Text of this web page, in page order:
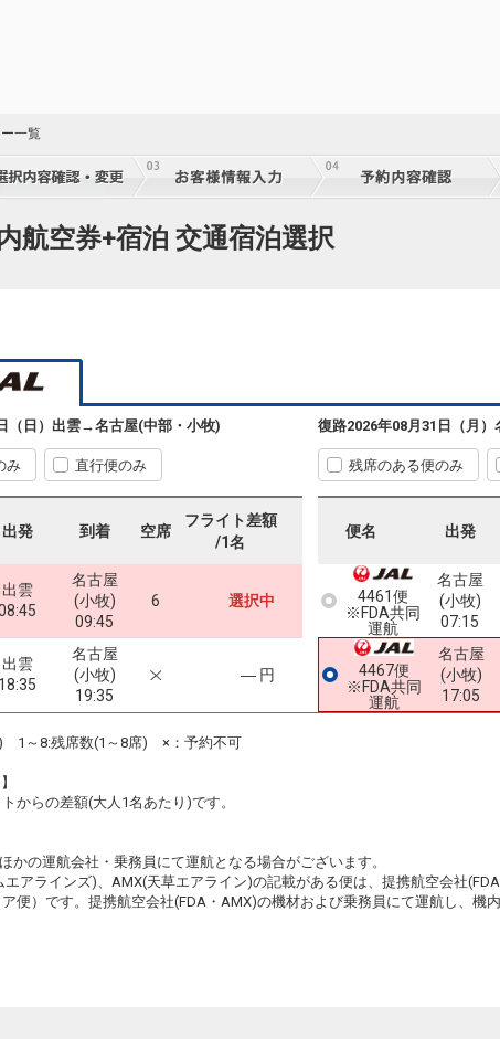
一覧
航空券+宿泊 交通宿泊選択
（日） 出雲→名古屋(中部・小牧)
み 直行便のみ
出発 到着 空席
フライト差額
/1名
出雲
名古屋
(小牧)
09:45
6 選択中
出雲
18:35
名古屋
(小牧)
19:35
― 円
復路2026年08月31日（月）
残席のある便のみ
便名 出発
4461便
※FDA共同
運航
名古屋
(小牧)
07:15
4467便
※FDA共同
運航
名古屋
(小牧)
17:05
) 1～8:残席数(1～8席) ×：予約不可
からの差額(大人1名あたり)です。
かの運航会社・乗務員にて運航となる場合がございます。
エアラインズ)、AMX(天草エアライン)の記載がある便は、提携航空会社
便）です。提携航空会社(FDA・AMX)の機材および乗務員にて運航し、機